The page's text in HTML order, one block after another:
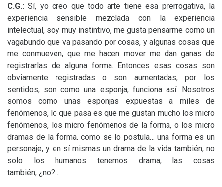
C.G.: Sí, yo creo que todo arte tiene esa prerrogativa, la
experiencia sensible mezclada con la experiencia
intelectual, soy muy instintivo, me gusta pensarme como un
vagabundo que va pasando por cosas, y algunas cosas que
me conmueven, que me hacen mover me dan ganas de
registrarlas de alguna forma. Entonces esas cosas son
obviamente registradas o son aumentadas, por los
sentidos, son como una esponja, funciona así. Nosotros
somos como unas esponjas expuestas a miles de
fenómenos, lo que pasa es que me gustan mucho los micro
fenómenos, los micro fenómenos de la forma, o los micro
dramas de la forma, como se lo postula… una forma es un
personaje, y en sí mismas un drama de la vida también, no
solo los humanos tenemos drama, las cosas
también, ¿no?…